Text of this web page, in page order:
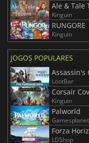
Ale & Tale
Kinguin
RUNGORE
Kinguin
JOGOS POPULARES
Assassin's
LootBar
Corsair
Kinguin
Palworld
Forza
LDShop